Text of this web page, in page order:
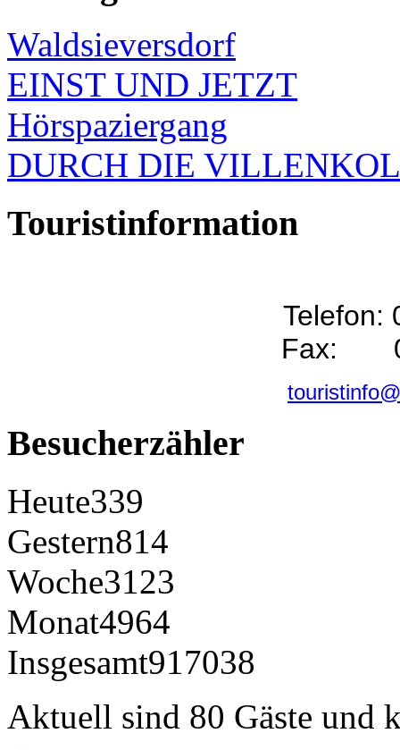
Waldsieversdorf
EINST UND JETZT
Hörspaziergang
DURCH DIE
Touristinformation
Telefon:
Fax:
Besucherzähler
Heute339
Gestern814
Woche3123
Monat4964
Insgesamt917038
Aktuell sind 80 Gäste und